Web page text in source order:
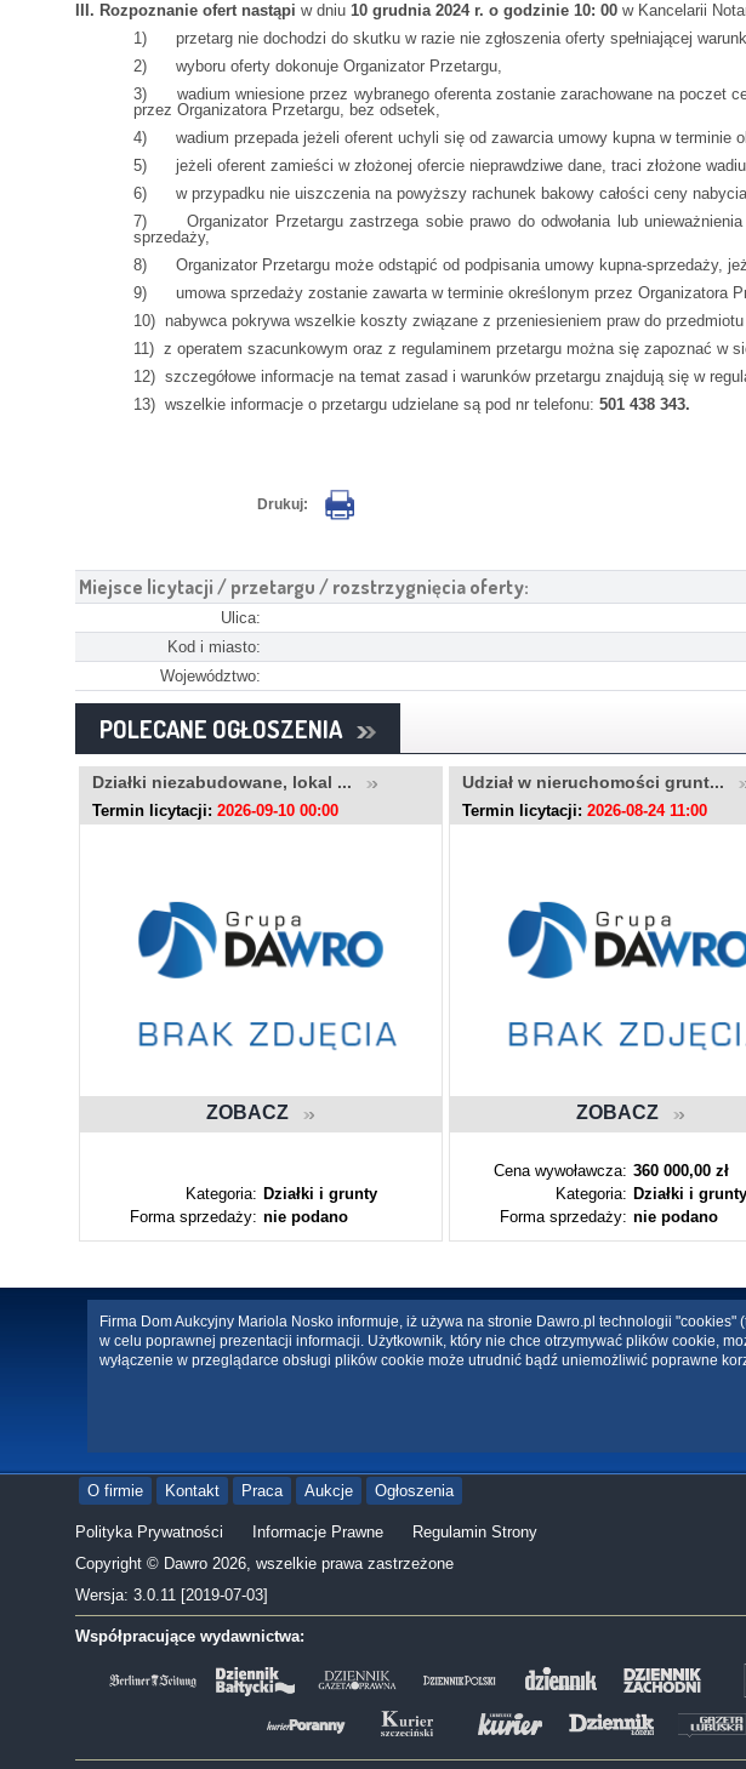
III. Rozpoznanie ofert nastąpi w dniu 10 grudnia 2024 r. o godzinie 10: 00 w Kancelarii
1) przetarg nie dochodzi do skutku w razie nie zgłoszenia oferty spełniającej
2) wyboru oferty dokonuje Organizator Przetargu,
3) wadium wniesione przez wybranego oferenta zostanie zarachowane na poczet
przez Organizatora Przetargu, bez odsetek,
4) wadium przepada jeżeli oferent uchyli się od zawarcia umowy kupna w terminie
5) jeżeli oferent zamieści w złożonej ofercie nieprawdziwe dane, traci złożone
6) w przypadku nie uiszczenia na powyższy rachunek bakowy całości ceny
7) Organizator Przetargu zastrzega sobie prawo do odwołania lub
sprzedaży,
8) Organizator Przetargu może odstąpić od podpisania umowy kupna-sprzedaży,
9) umowa sprzedaży zostanie zawarta w terminie określonym przez Organizatora
10) nabywca pokrywa wszelkie koszty związane z przeniesieniem praw do
11) z operatem szacunkowym oraz z regulaminem przetargu można się zapoznać w
12) szczegółowe informacje na temat zasad i warunków przetargu znajdują się w
13) wszelkie informacje o przetargu udzielane są pod nr telefonu: 501 438 343.
Drukuj:
Miejsce licytacji / przetargu / rozstrzygnięcia oferty:
Ulica:
Kod i miasto:
Województwo:
POLECANE OGŁOSZENIA
Działki niezabudowane, lokal ...
Termin licytacji: 2026-09-10 00:00
ZOBACZ
Kategoria: Działki i grunty
Forma sprzedaży: nie podano
Udział w nieruchomości grunt...
Termin licytacji: 2026-08-24 11:00
ZOBACZ
Cena wywoławcza: 360 000,00 zł
Kategoria: Działki i grunty
Forma sprzedaży: nie podano
Firma Dom Aukcyjny Mariola Nosko informuje, iż używa na stronie Dawro.pl technologii
w celu poprawnej prezentacji informacji. Użytkownik, który nie chce otrzymywać plików cookie,
wyłączenie w przeglądarce obsługi plików cookie może utrudnić bądź uniemożliwić poprawne
O firmie Kontakt Praca Aukcje Ogłoszenia
Polityka Prywatności Informacje Prawne
Regulamin Strony
Copyright © Dawro 2026, wszelkie prawa zastrzeżone
Wersja: 3.0.11 [2019-07-03]
Współpracujące wydawnictwa: